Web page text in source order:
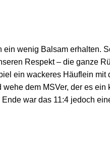
ein wenig Balsam erhalten.
Respekt – die ganze
ein wackeres Häuflein mit
dem MSVer, der es ein
war das 11:4 jedoch